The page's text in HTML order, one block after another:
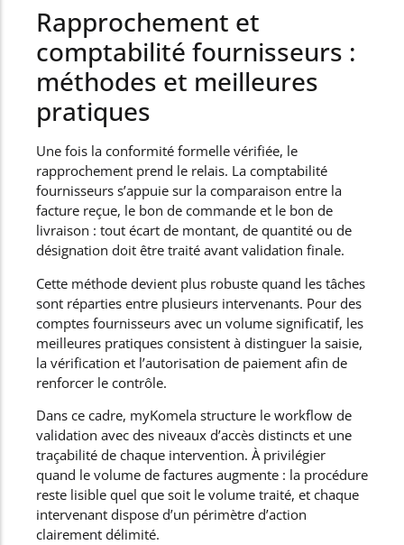
Rapprochement et
comptabilité fournisseurs :
méthodes et meilleures
pratiques
Une fois la conformité formelle vérifiée, le
rapprochement prend le relais. La comptabilité
fournisseurs s’appuie sur la comparaison entre la
facture reçue, le bon de commande et le bon de
livraison : tout écart de montant, de quantité ou de
désignation doit être traité avant validation finale.
Cette méthode devient plus robuste quand les tâches
sont réparties entre plusieurs intervenants. Pour des
comptes fournisseurs avec un volume significatif, les
meilleures pratiques consistent à distinguer la saisie,
la vérification et l’autorisation de paiement afin de
renforcer le contrôle.
Dans ce cadre, myKomela structure le workflow de
validation avec des niveaux d’accès distincts et une
traçabilité de chaque intervention. À privilégier
quand le volume de factures augmente : la procédure
reste lisible quel que soit le volume traité, et chaque
intervenant dispose d’un périmètre d’action
clairement délimité.